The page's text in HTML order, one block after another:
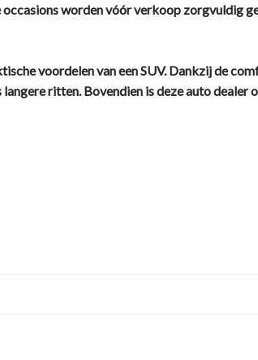
worden vóór verkoop zorgvuldig
voordelen van een SUV. Dankzij de
ritten. Bovendien is deze auto dealer